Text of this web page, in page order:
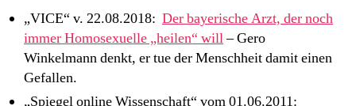
„VICE“ v. 22.08.2018: Der bayerische Arzt, der noch
immer Homosexuelle „heilen“ will– Gero
Winkelmann denkt, er tue der Menschheit damit einen
Gefallen.
„Spiegel online Wissenschaft“ vom 01.06.2011: